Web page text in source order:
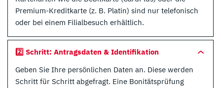
Premium-Kreditkarte (z. B. Platin) sind nur telefonisch
oder bei einem Filialbesuch erhältlich.
2️⃣ Schritt: Antragsdaten & Identifikation
Geben Sie Ihre persönlichen Daten an. Diese werden
Schritt für Schritt abgefragt. Eine Bonitätsprüfung